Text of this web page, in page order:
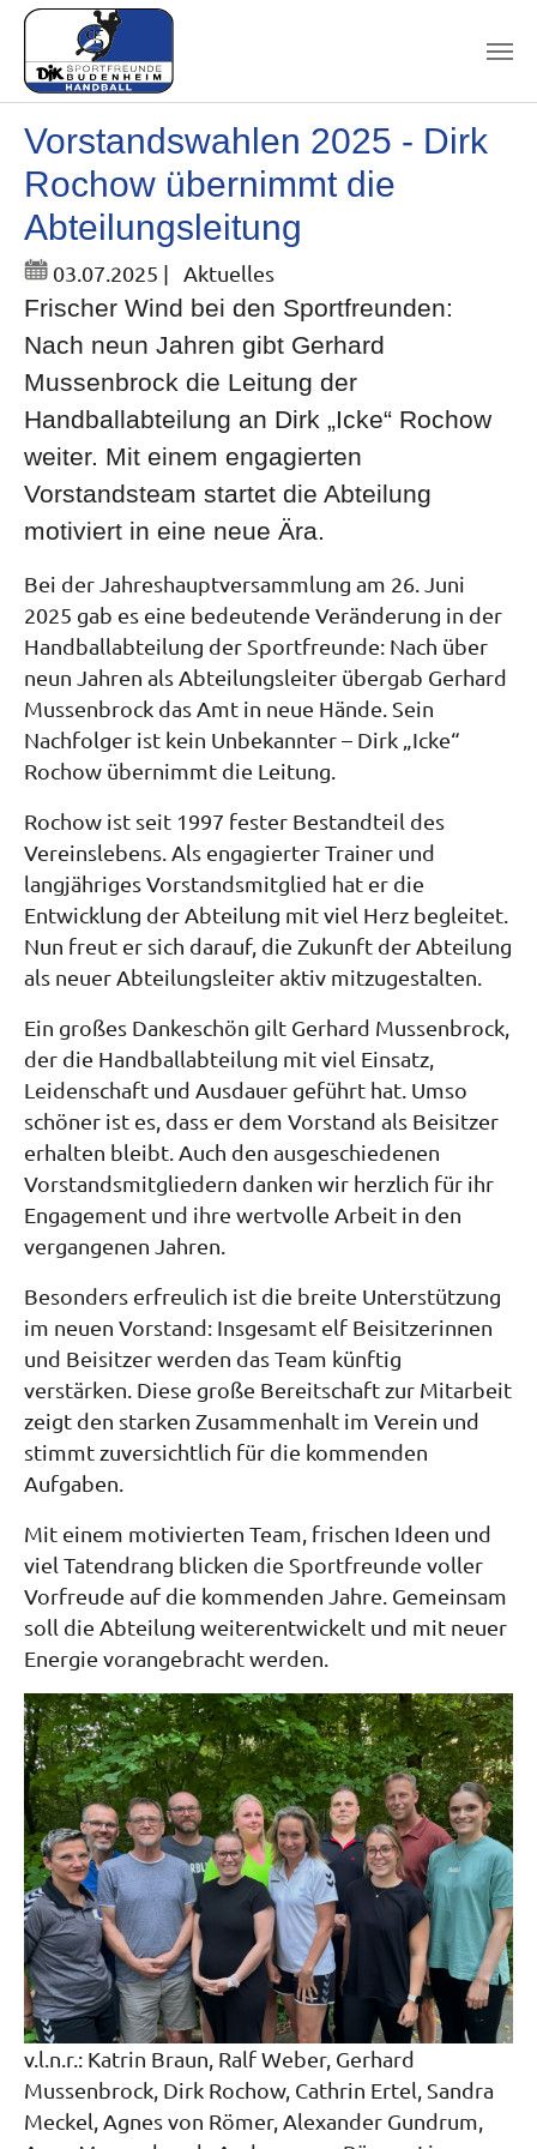
Vorstandswahlen 2025 - Dirk
Rochow übernimmt die
Abteilungsleitung
03.07.2025 | Aktuelles
Frischer Wind bei den Sportfreunden:
Nach neun Jahren gibt Gerhard
Mussenbrock die Leitung der
Handballabteilung an Dirk „Icke“ Rochow
weiter. Mit einem engagierten
Vorstandsteam startet die Abteilung
motiviert in eine neue Ära.
Bei der Jahreshauptversammlung am 26. Juni
2025 gab es eine bedeutende Veränderung in der
Handballabteilung der Sportfreunde: Nach über
neun Jahren als Abteilungsleiter übergab Gerhard
Mussenbrock das Amt in neue Hände. Sein
Nachfolger ist kein Unbekannter – Dirk „Icke“
Rochow übernimmt die Leitung.
Rochow ist seit 1997 fester Bestandteil des
Vereinslebens. Als engagierter Trainer und
langjähriges Vorstandsmitglied hat er die
Entwicklung der Abteilung mit viel Herz begleitet.
Nun freut er sich darauf, die Zukunft der Abteilung
als neuer Abteilungsleiter aktiv mitzugestalten.
Ein großes Dankeschön gilt Gerhard Mussenbrock,
der die Handballabteilung mit viel Einsatz,
Leidenschaft und Ausdauer geführt hat. Umso
schöner ist es, dass er dem Vorstand als Beisitzer
erhalten bleibt. Auch den ausgeschiedenen
Vorstandsmitgliedern danken wir herzlich für ihr
Engagement und ihre wertvolle Arbeit in den
vergangenen Jahren.
Besonders erfreulich ist die breite Unterstützung
im neuen Vorstand: Insgesamt elf Beisitzerinnen
und Beisitzer werden das Team künftig
verstärken. Diese große Bereitschaft zur Mitarbeit
zeigt den starken Zusammenhalt im Verein und
stimmt zuversichtlich für die kommenden
Aufgaben.
Mit einem motivierten Team, frischen Ideen und
viel Tatendrang blicken die Sportfreunde voller
Vorfreude auf die kommenden Jahre. Gemeinsam
soll die Abteilung weiterentwickelt und mit neuer
Energie vorangebracht werden.
v.l.n.r.: Katrin Braun, Ralf Weber, Gerhard
Mussenbrock, Dirk Rochow, Cathrin Ertel, Sandra
Meckel, Agnes von Römer, Alexander Gundrum,